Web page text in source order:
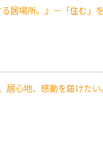
居場所。』－「住む」
心地、感動を届けたい